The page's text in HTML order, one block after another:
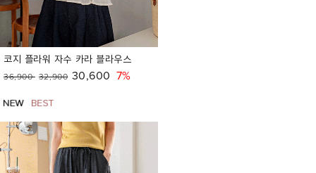
코지 플라워 자수 카라 블라우스
36,900 32,900 30,600 7%